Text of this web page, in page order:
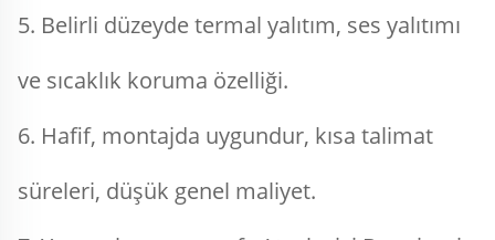
5. Belirli düzeyde termal yalıtım, ses yalıtımı
ve sıcaklık koruma özelliği.
6. Hafif, montajda uygundur, kısa talimat
süreleri, düşük genel maliyet.